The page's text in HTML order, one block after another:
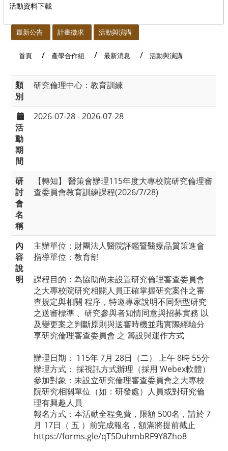
活動資料下載
最新公告 計畫徵求 活動與演講
首頁 產學合作組 最新消息 活動與演講
類
別
研究倫理中心：教育訓練
活
動
期
間
2026-07-28 - 2026-07-28
研
討
會
名
稱
【轉知】 醫策會辦理115年度大專校院研究倫理審
查委員會教育訓練課程(2026/7/28)
內
容
說
明
主辦單位：財團法人醫院評鑑暨醫療品質策進會
指導單位：教育部
課程目的：為協助尚未設置研究倫理審查委員會
之大專校院研究相關人員正確掌握研究案件之審
查規定與相關 程序，特邀專家說明不同類型研究
之送審標準 、研究參與者知情同意與招募實務 以
及變更案之判斷原則與送審時機並藉實際經驗分
享研究倫理審查委員會 之 籌設與運作方式
辦理日期： 115年 7月 28日（二） 上午 8時 55分
辦理方式： 採視訊方式辦理（採用 Webex軟體）
參加對象：未設立研究倫理審查委員會之大專校
院研究相關單位（如：研發處）人員或對研究倫
理有興趣人員
報名方式：本活動全程免費，限額 500名，請於 7
月 17日（ 五 ）前完成報名，額滿將提前截止
https://forms.gle/qT5DuhmbRF9Y8Zho8